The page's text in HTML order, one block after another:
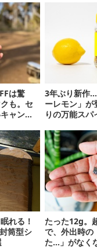
は驚
も。セ
ャンプ
3年ぶり新作
ーレモン」が
りの万能スパ
れる！
筒型シ
たった12g。
で、外出時の
た…」がなく